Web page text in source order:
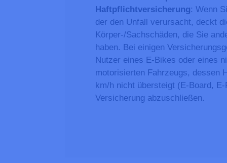
Haftpflichtversicherung: Wenn
der den Unfall verursacht, deckt
Körper-/Sachschäden, die Sie
haben. Bei einigen
Nutzer eines E-Bikes oder eines
motorisierten Fahrzeugs, dessen
km/h nicht übersteigt (E-Board,
Versicherung abzuschließen.